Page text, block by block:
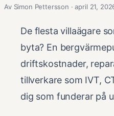
Av Simon Pettersson · april 21,
De flesta villaägare
byta? En
driftskostnader,
tillverkare som IVT,
dig som funderar på